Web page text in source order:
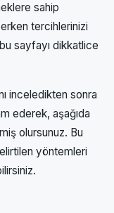
sahip
tercihlerinizi
sayfayı dikkatlice
inceledikten sonra
ederek, aşağıda
olursunuz. Bu
yöntemleri